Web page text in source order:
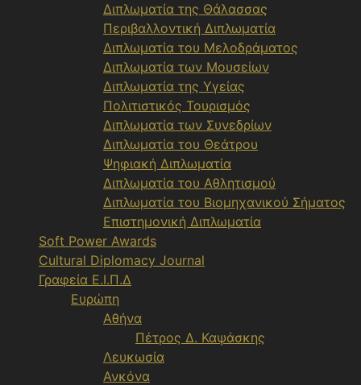
Διπλωματία της Θάλασσας
Περιβαλλοντική Διπλωματία
Διπλωματία του Μελοδράματος
Διπλωματία των Μουσείων
Διπλωματία της Υγείας
Πολιτιστικός Τουρισμός
Διπλωματία των Συνεδρίων
Διπλωματία του Θεάτρου
Ψηφιακή Διπλωματία
Διπλωματία του Αθλητισμού
Διπλωματία του Βιομηχανικού Σήματος
Επιστημονική Διπλωματία
Soft Power Awards
Cultural Diplomacy Journal
Γραφεία Ε.Ι.Π.Δ
Ευρώπη
Αθήνα
Πέτρος Δ. Καψάσκης
Λευκωσία
Ανκόνα